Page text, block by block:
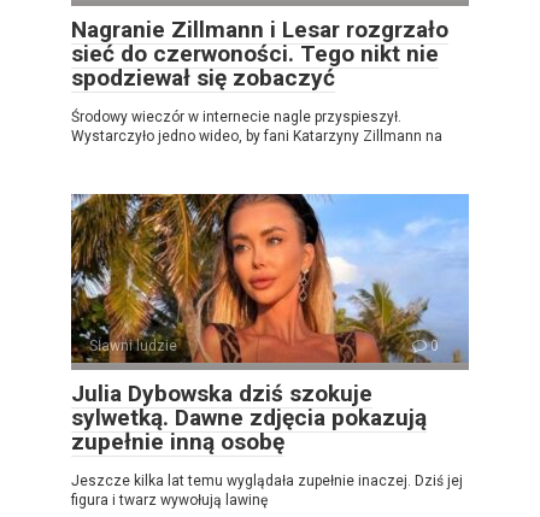
Nagranie Zillmann i Lesar rozgrzało
sieć do czerwoności. Tego nikt nie
spodziewał się zobaczyć
Środowy wieczór w internecie nagle przyspieszył.
Wystarczyło jedno wideo, by fani Katarzyny Zillmann na
Sławni ludzie 0
Julia Dybowska dziś szokuje
sylwetką. Dawne zdjęcia pokazują
zupełnie inną osobę
Jeszcze kilka lat temu wyglądała zupełnie inaczej. Dziś jej
figura i twarz wywołują lawinę